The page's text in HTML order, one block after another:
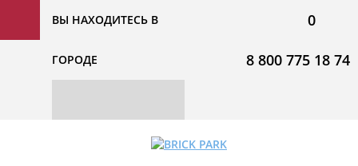
ВЫ НАХОДИТЕСЬ В
ГОРОДЕ
0
8 800 775 18 74